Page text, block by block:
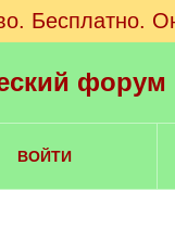
Бесплатно.
ВОЙТИ